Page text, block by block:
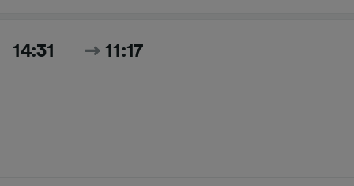
14:31 11:17